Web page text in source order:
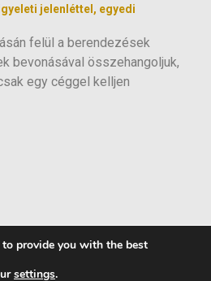
jelenléttel, egyedi
felül a berendezések
bevonásával összehangoljuk,
egy céggel kelljen
tájékoztató
provide you with the best
settings.